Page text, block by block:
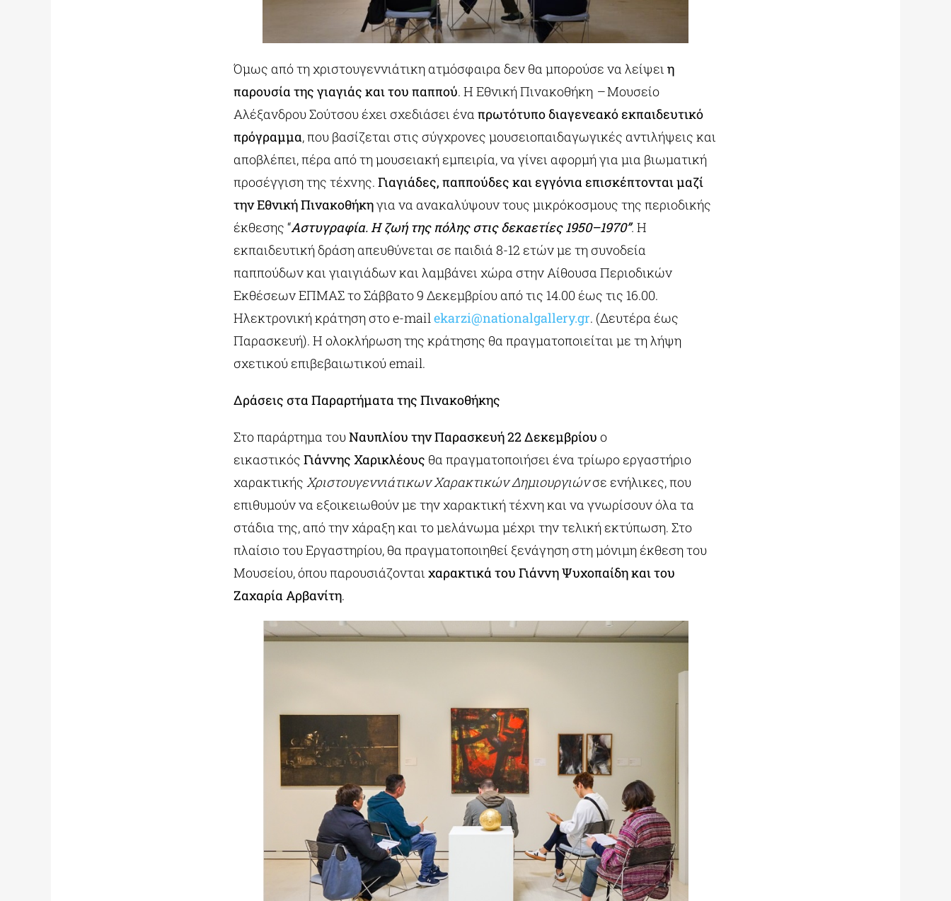
Όμως από τη χριστουγεννιάτικη ατμόσφαιρα δεν θα μπορούσε να λείψει η
παρουσία της γιαγιάς και του παππού. Η Εθνική Πινακοθήκη –Μουσείο
Αλέξανδρου Σούτσου έχει σχεδιάσει ένα πρωτότυπο διαγενεακό εκπαιδευτικό
πρόγραμμα, που βασίζεται στις σύγχρονες μουσειοπαιδαγωγικές αντιλήψεις και
αποβλέπει, πέρα από τη μουσειακή εμπειρία, να γίνει αφορμή για μια βιωματική
προσέγγιση της τέχνης. Γιαγιάδες, παππούδες και εγγόνια επισκέπτονται μαζί
την Εθνική Πινακοθήκηγια να ανακαλύψουν τους μικρόκοσμους της περιοδικής
έκθεσης “Αστυγραφία. Η ζωή της πόλης στις δεκαετίες 1950–1970”. Η
εκπαιδευτική δράση απευθύνεται σε παιδιά 8-12 ετών με τη συνοδεία
παππούδων και γιαιγιάδων και λαμβάνει χώρα στην Αίθουσα Περιοδικών
Εκθέσεων ΕΠΜΑΣ το Σάββατο 9 Δεκεμβρίου από τις 14.00 έως τις 16.00.
Ηλεκτρονική κράτηση στο e-mailekarzi@nationalgallery.gr. (Δευτέρα έως
Παρασκευή). Η ολοκλήρωση της κράτησης θα πραγματοποιείται με τη λήψη
σχετικού επιβεβαιωτικού email.
Δράσεις στα Παραρτήματα της Πινακοθήκης
Στο παράρτημα τουΝαυπλίου την Παρασκευή 22 Δεκεμβρίου ο
εικαστικός Γιάννης Χαρικλέους θα πραγματοποιήσει ένα τρίωρο εργαστήριο
χαρακτικής Χριστουγεννιάτικων Χαρακτικών Δημιουργιώνσε ενήλικες, που
επιθυμούν να εξοικειωθούν με την χαρακτική τέχνη και να γνωρίσουν όλα τα
στάδια της, από την χάραξη και το μελάνωμα μέχρι την τελική εκτύπωση. Στο
πλαίσιο του Εργαστηρίου, θα πραγματοποιηθεί ξενάγηση στη μόνιμη έκθεση του
Μουσείου, όπου παρουσιάζονται χαρακτικά του Γιάννη Ψυχοπαίδη και του
Ζαχαρία Αρβανίτη.